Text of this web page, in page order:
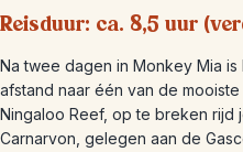
Reisduur: ca. 8,5 uur
Na twee dagen in Monkey Mia
afstand naar één van de
Ningaloo Reef, op te breken rijd
Carnarvon, gelegen aan de